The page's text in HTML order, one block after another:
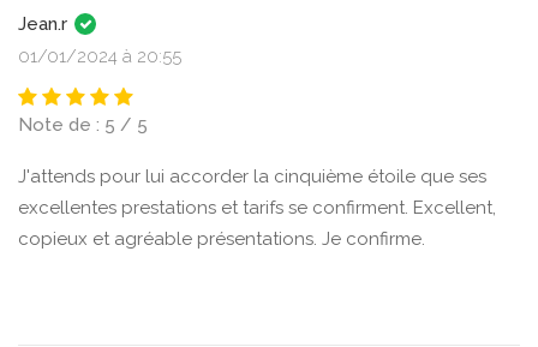
Jean.r
01/01/2024 à 20:55
Note de : 5 / 5
J'attends pour lui accorder la cinquième étoile que ses
excellentes prestations et tarifs se confirment. Excellent,
copieux et agréable présentations. Je confirme.